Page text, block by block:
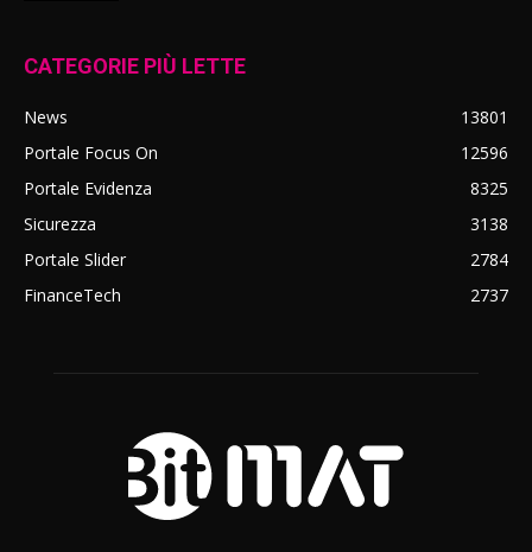
CATEGORIE PIÙ LETTE
News
13801
Portale Focus On
12596
Portale Evidenza
8325
Sicurezza
3138
Portale Slider
2784
FinanceTech
2737